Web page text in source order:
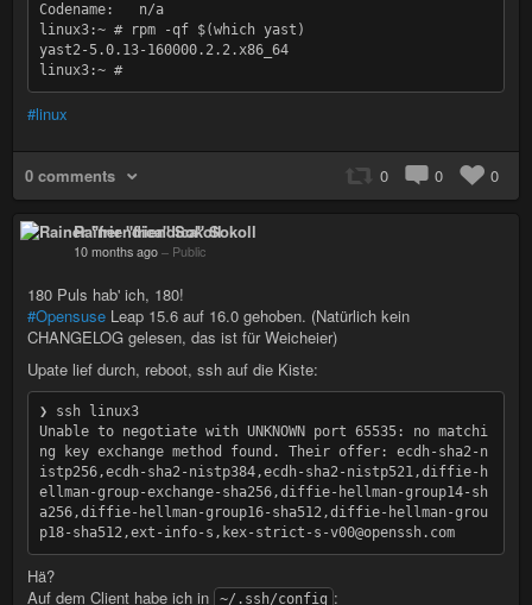
Codename:   n/a
linux3:~ # rpm -qf $(which yast)
yast2-5.0.13-160000.2.2.x86_64
linux3:~ #
#linux
0 comments 0 0 0
Rainer "friendica" Sokoll
10 months ago – Public
180 Puls hab' ich, 180!
#Opensuse Leap 15.6 auf 16.0 gehoben. (Natürlich kein
CHANGELOG gelesen, das ist für Weicheier)
Upate lief durch, reboot, ssh auf die Kiste:
❯ ssh linux3
Unable to negotiate with UNKNOWN port 65535: no matchi
ng key exchange method found. Their offer: ecdh-sha2-n
istp256,ecdh-sha2-nistp384,ecdh-sha2-nistp521,diffie-h
ellman-group-exchange-sha256,diffie-hellman-group14-sh
a256,diffie-hellman-group16-sha512,diffie-hellman-grou
p18-sha512,ext-info-s,kex-strict-s-v00@openssh.com
Hä?
Auf dem Client habe ich in
~/.ssh/config :